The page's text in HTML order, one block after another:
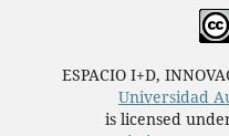
ESPACIO I+D,
Universidad
is licensed